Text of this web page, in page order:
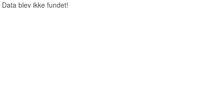
Data blev ikke fundet!